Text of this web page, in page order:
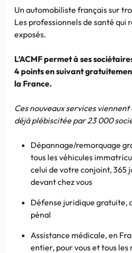
Un automobiliste français sur
Les professionnels de santé qui
exposés.
L’ACMF permet à ses
4 points en suivant
la France.
Ces nouveaux services
déjà plébiscitée par 23 000
Dépannage/remorquage
tous les véhicules
celui de votre conjoint, 365
devant chez vous
Défense juridique gratuite,
pénal
Assistance médicale, en
entier, pour vous et tous